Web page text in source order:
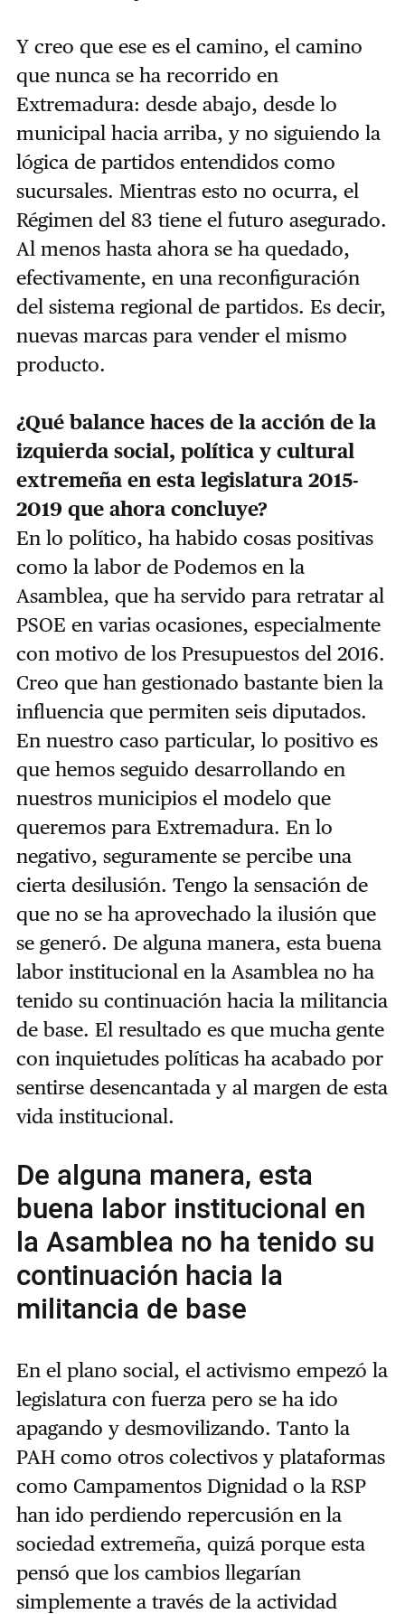
Y creo que ese es el camino, el camino
que nunca se ha recorrido en
Extremadura: desde abajo, desde lo
municipal hacia arriba, y no siguiendo la
lógica de partidos entendidos como
sucursales. Mientras esto no ocurra, el
Régimen del 83 tiene el futuro asegurado.
Al menos hasta ahora se ha quedado,
efectivamente, en una reconfiguración
del sistema regional de partidos. Es decir,
nuevas marcas para vender el mismo
producto.
¿Qué balance haces de la acción de la
izquierda social, política y cultural
extremeña en esta legislatura 2015-
2019 que ahora concluye?
En lo político, ha habido cosas positivas
como la labor de Podemos en la
Asamblea, que ha servido para retratar al
PSOE en varias ocasiones, especialmente
con motivo de los Presupuestos del 2016.
Creo que han gestionado bastante bien la
influencia que permiten seis diputados.
En nuestro caso particular, lo positivo es
que hemos seguido desarrollando en
nuestros municipios el modelo que
queremos para Extremadura. En lo
negativo, seguramente se percibe una
cierta desilusión. Tengo la sensación de
que no se ha aprovechado la ilusión que
se generó. De alguna manera, esta buena
labor institucional en la Asamblea no ha
tenido su continuación hacia la militancia
de base. El resultado es que mucha gente
con inquietudes políticas ha acabado por
sentirse desencantada y al margen de esta
vida institucional.
De alguna manera, esta
buena labor institucional en
la Asamblea no ha tenido su
continuación hacia la
militancia de base
En el plano social, el activismo empezó la
legislatura con fuerza pero se ha ido
apagando y desmovilizando. Tanto la
PAH como otros colectivos y plataformas
como Campamentos Dignidad o la RSP
han ido perdiendo repercusión en la
sociedad extremeña, quizá porque esta
pensó que los cambios llegarían
simplemente a través de la actividad